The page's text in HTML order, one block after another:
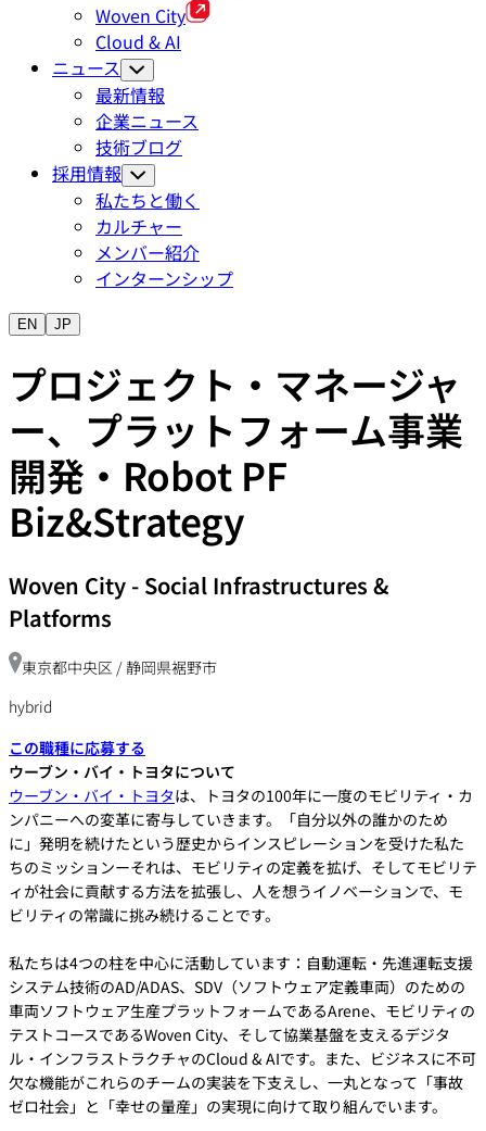
Woven City
Cloud & AI
ニュース
最新情報
企業ニュース
技術ブログ
採用情報
私たちと働く
カルチャー
メンバー紹介
インターンシップ
EN JP
プロジェクト・マネージャ
ー、プラットフォーム事業
開発・Robot PF
Biz&Strategy
Woven City - Social Infrastructures &
Platforms
東京都中央区 / 静岡県裾野市
hybrid
この職種に応募する
ウーブン・バイ・トヨタについて
ウーブン・バイ・トヨタは、トヨタの100年に一度のモビリティ・カ
ンパニーへの変革に寄与していきます。「自分以外の誰かのため
に」発明を続けたという歴史からインスピレーションを受けた私た
ちのミッションーそれは、モビリティの定義を拡げ、そしてモビリテ
ィが社会に貢献する方法を拡張し、人を想うイノベーションで、モ
ビリティの常識に挑み続けることです。
私たちは4つの柱を中心に活動しています：自動運転・先進運転支援
システム技術のAD/ADAS、SDV（ソフトウェア定義車両）のための
車両ソフトウェア生産プラットフォームであるArene、モビリティの
テストコースであるWoven City、そして協業基盤を支えるデジタ
ル・インフラストラクチャのCloud & AIです。また、ビジネスに不可
欠な機能がこれらのチームの実装を下支えし、一丸となって「事故
ゼロ社会」と「幸せの量産」の実現に向けて取り組んでいます。